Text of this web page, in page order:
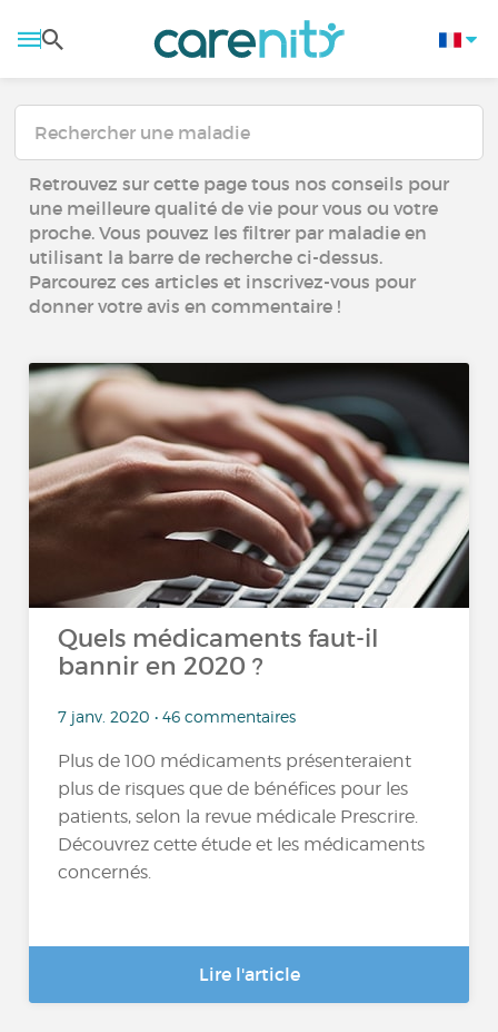
Retrouvez sur cette page tous nos conseils pour
une meilleure qualité de vie pour vous ou votre
proche. Vous pouvez les filtrer par maladie en
utilisant la barre de recherche ci-dessus.
Parcourez ces articles et inscrivez-vous pour
donner votre avis en commentaire !
Quels médicaments faut-il
bannir en 2020 ?
7 janv. 2020 • 46 commentaires
Plus de 100 médicaments présenteraient
plus de risques que de bénéfices pour les
patients, selon la revue médicale Prescrire.
Découvrez cette étude et les médicaments
concernés.
Lire l'article